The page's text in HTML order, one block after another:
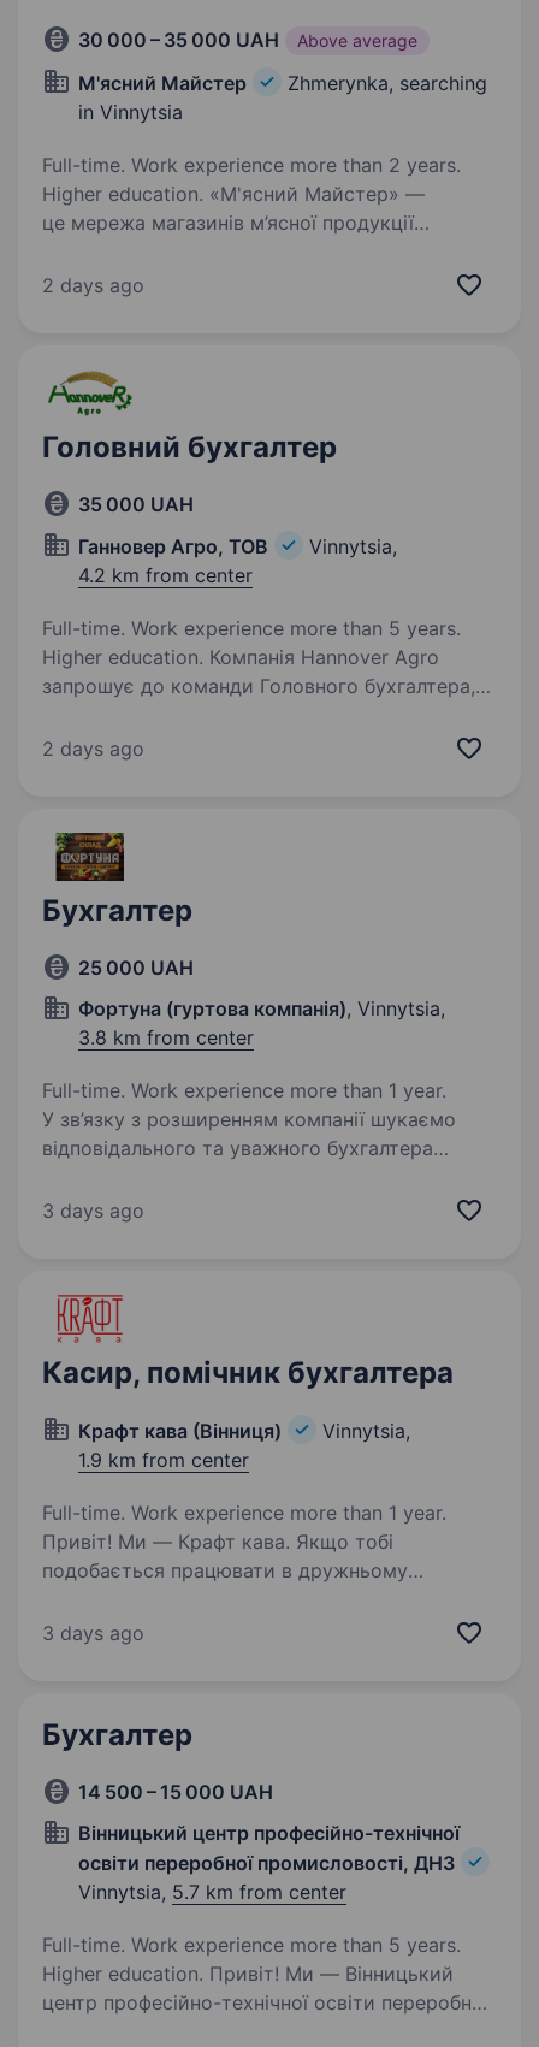
30 000 – 35 000 UAH Above average
М'ясний Майстер
Zhmerynka, searching
in Vinnytsia
Full-time. Work experience more than 2 years.
Higher education. «М'ясний Майстер» —
це мережа магазинів м’ясної продукції
які щодня працюють, щоб зробити свіже
2 days ago
Головний бухгалтер
35 000 UAH
Ганновер Агро, ТОВ
Vinnytsia,
4.2 km from center
Full-time. Work experience more than 5 years.
Higher education. Компанія Hannover Agro
запрошує до команди Головного бухгалтера,
вибудовувати системний бухгалтерський
2 days ago
Бухгалтер
25 000 UAH
Фортуна (гуртова компанія), Vinnytsia,
3.8 km from center
Full-time. Work experience more than 1 year.
У зв’язку з розширенням компанії шукаємо
відповідального та уважного бухгалтера
прийом та перевірка авансових звітів від
3 days ago
Касир, помічник бухгалтера
Крафт кава (Вінниця)
Vinnytsia,
1.9 km from center
Full-time. Work experience more than 1 year.
Привіт! Ми — Крафт кава. Якщо тобі
подобається працювати в дружньому
хочеш розвиватися у сфері обслуговування
3 days ago
Бухгалтер
14 500 – 15 000 UAH
Вінницький центр професійно-технічної
освіти переробної промисловості, ДНЗ
Vinnytsia, 5.7 km from center
Full-time. Work experience more than 5 years.
Higher education. Привіт! Ми — Вінницький
центр професійно-технічної освіти переробної